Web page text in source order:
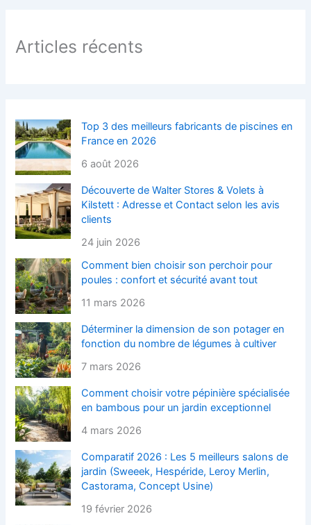
Articles récents
Top 3 des meilleurs fabricants de piscines en
France en 2026
6 août 2026
Découverte de Walter Stores & Volets à
Kilstett : Adresse et Contact selon les avis
clients
24 juin 2026
Comment bien choisir son perchoir pour
poules : confort et sécurité avant tout
11 mars 2026
Déterminer la dimension de son potager en
fonction du nombre de légumes à cultiver
7 mars 2026
Comment choisir votre pépinière spécialisée
en bambous pour un jardin exceptionnel
4 mars 2026
Comparatif 2026 : Les 5 meilleurs salons de
jardin (Sweeek, Hespéride, Leroy Merlin,
Castorama, Concept Usine)
19 février 2026